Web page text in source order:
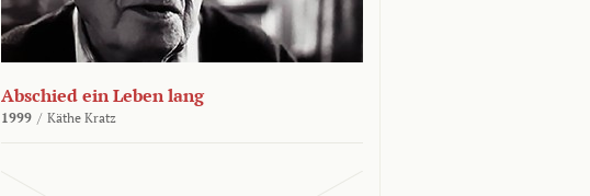
Abschied ein Leben lang
1999 / Käthe Kratz